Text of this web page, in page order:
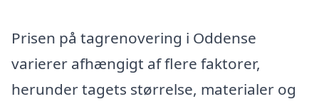
Prisen på tagrenovering i Oddense
varierer afhængigt af flere faktorer,
herunder tagets størrelse, materialer og